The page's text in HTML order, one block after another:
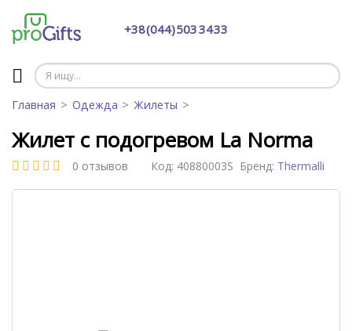
+38 (044) 503 34 33
Главная Одежда Жилеты
Жилет с подогревом La Norma
0 отзывов Бренд: Thermalli
Код: 40880003S